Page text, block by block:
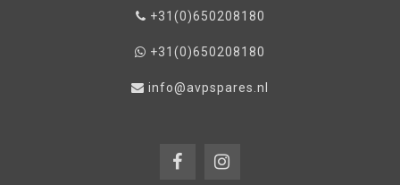
+31(0)650208180
+31(0)650208180
info@avpspares.nl